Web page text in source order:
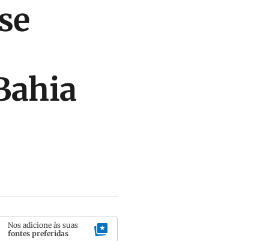
Nos adicione às suas
fontes preferidas